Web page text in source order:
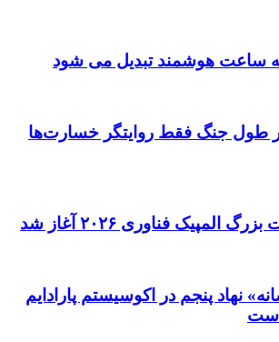
به ساعت هوشمند تبدیل می شود
طول جنگ فقط روایتگر خسارت‌ها
المپیک فناوری ۲۰۲۶ آغاز شد
نهاد پنجم در اکوسیستم پارادایم